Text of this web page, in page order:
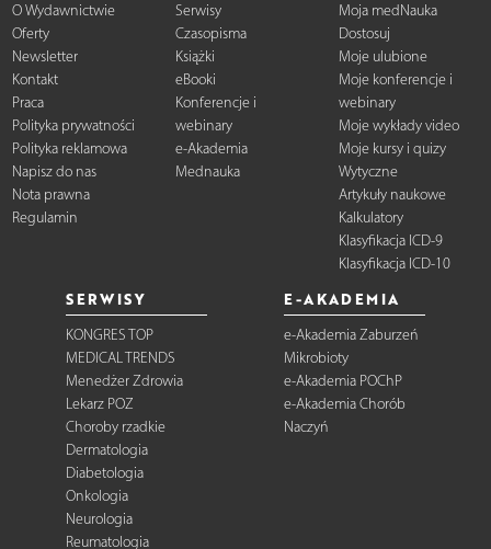
O Wydawnictwie
Oferty
Newsletter
Kontakt
Praca
Polityka prywatności
Polityka reklamowa
Napisz do nas
Nota prawna
Regulamin
Serwisy
Czasopisma
Książki
eBooki
Konferencje i
webinary
e-Akademia
Mednauka
Moja medNauka
Dostosuj
Moje ulubione
Moje konferencje i
webinary
Moje wykłady video
Moje kursy i quizy
Wytyczne
Artykuły naukowe
Kalkulatory
Klasyfikacja ICD-9
Klasyfikacja ICD-10
SERWISY
KONGRES TOP
MEDICAL TRENDS
Menedżer Zdrowia
Lekarz POZ
Choroby rzadkie
Dermatologia
Diabetologia
Onkologia
Neurologia
Reumatologia
E-AKADEMIA
e-Akademia Zaburzeń
Mikrobioty
e-Akademia POChP
e-Akademia Chorób
Naczyń